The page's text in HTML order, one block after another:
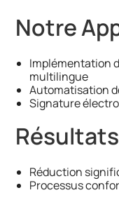
Notre
Implémentation
multilingue
Automatisation
Signature
Réduction
Processus